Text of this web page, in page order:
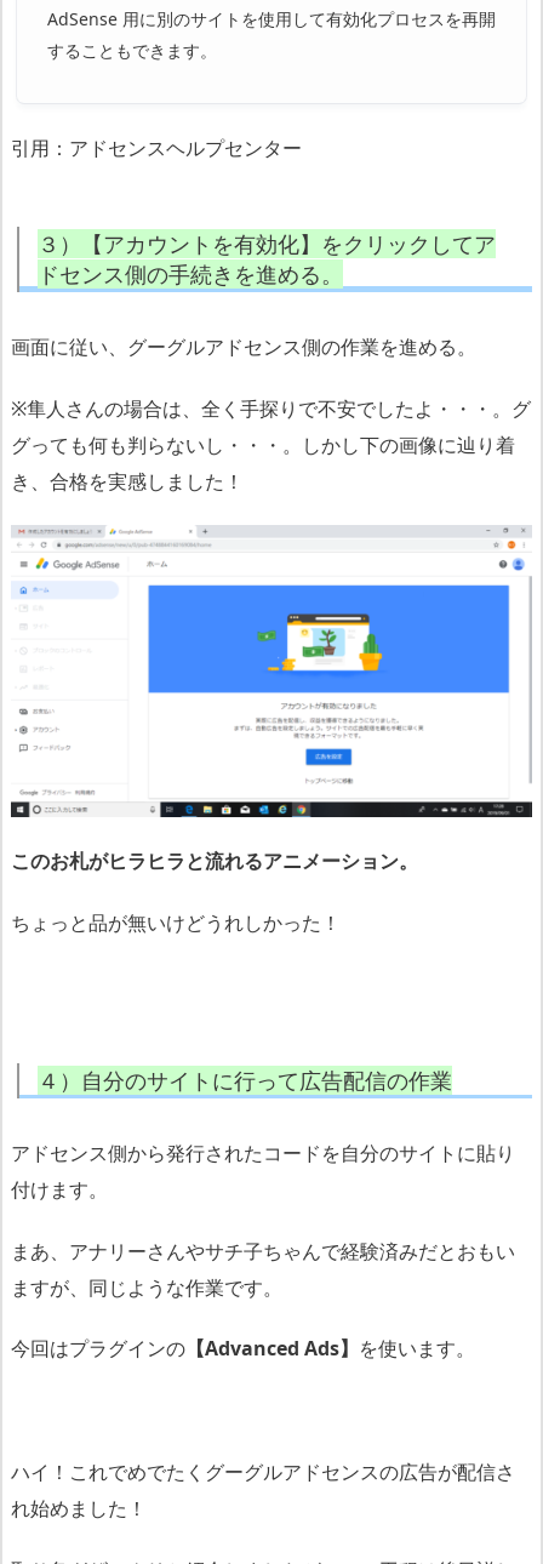
AdSense 用に別のサイトを使用して有効化プロセスを再開
することもできます。
引用：アドセンスヘルプセンター
３）【アカウントを有効化】をクリックしてア
ドセンス側の手続きを進める。
画面に従い、グーグルアドセンス側の作業を進める。
※隼人さんの場合は、全く手探りで不安でしたよ・・・。グ
グっても何も判らないし・・・。しかし下の画像に辿り着
き、合格を実感しました！
このお札がヒラヒラと流れるアニメーション。
ちょっと品が無いけどうれしかった！
４）自分のサイトに行って広告配信の作業
アドセンス側から発行されたコードを自分のサイトに貼り
付けます。
まあ、アナリーさんやサチ子ちゃんで経験済みだとおもい
ますが、同じような作業です。
今回はプラグインの 【Advanced Ads】 を使います。
ハイ！これでめでたくグーグルアドセンスの広告が配信さ
れ始めました！